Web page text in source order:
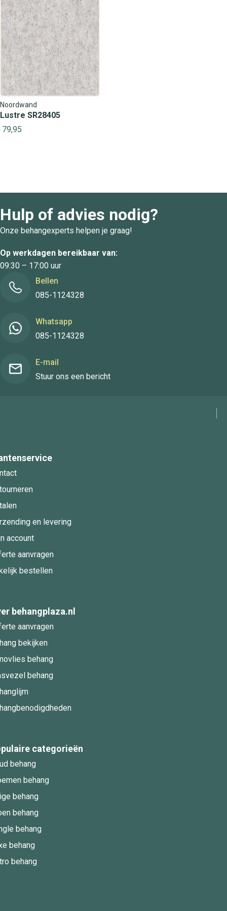
Noordwand
Lustre SR28405
79,95
Hulp of advies nodig?
Onze behangexperts helpen je graag!
Op werkdagen bereikbaar van:
09:30 – 17:00 uur
Bellen
085-1124328
Whatsapp
085-1124328
E-mail
Stuur ons een bericht
en levering
account
aanvragen
bestellen
behangplaza.nl
aanvragen
bekijken
behang
behang
categorieën
behang
behang
behang
behang
behang
behang
behang